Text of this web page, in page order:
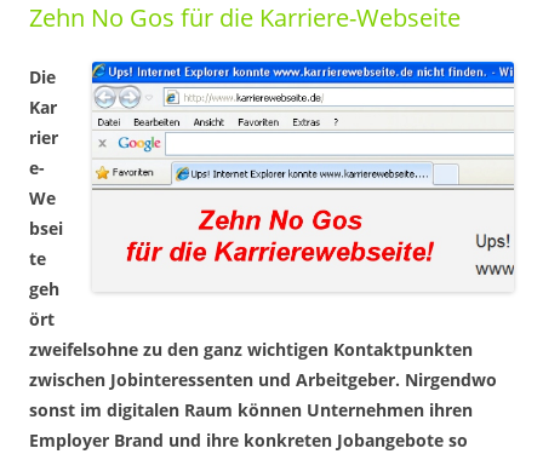
Zehn No Gos für die Karriere-Webseite
Die
Kar
rier
e-
We
bsei
te
geh
ört
zweifelsohne zu den ganz wichtigen Kontaktpunkten
zwischen Jobinteressenten und Arbeitgeber. Nirgendwo
sonst im digitalen Raum können Unternehmen ihren
Employer Brand und ihre konkreten Jobangebote so